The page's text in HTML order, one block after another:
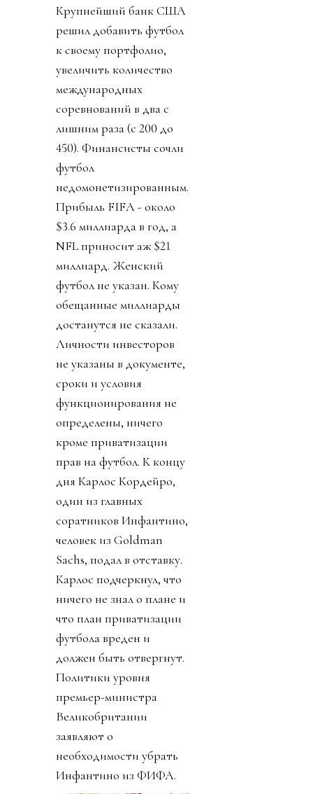
Крупнейший банк США
решил добавить футбол
к своему портфолио,
увеличить количество
международных
соревнований в два с
лишним раза (с 200 до
450). Финансисты сочли
футбол
недомонетизированным.
Прибыль FIFA - около
$3.6 миллиарда в год, а
NFL приносит аж $21
миллиард. Женский
футбол не указан. Кому
обещанные миллиарды
достанутся не сказали.
Личности инвесторов
не указаны в документе,
сроки и условия
функционирования не
определены, ничего
кроме приватизации
прав на футбол. К концу
дня Карлос Кордейро,
один из главных
соратников Инфантино,
человек из Goldman
Sachs, подал в отставку.
Карлос подчеркнул, что
ничего не знал о плане и
что план приватизации
футбола вреден и
должен быть отвергнут.
Политики уровня
премьер-министра
Великобритании
заявляют о
необходимости убрать
Инфантино из ФИФА.